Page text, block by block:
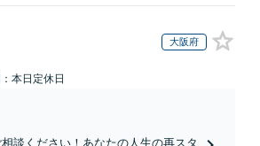
大阪府
本日定休日
談ください！あなたの人生の再スタ